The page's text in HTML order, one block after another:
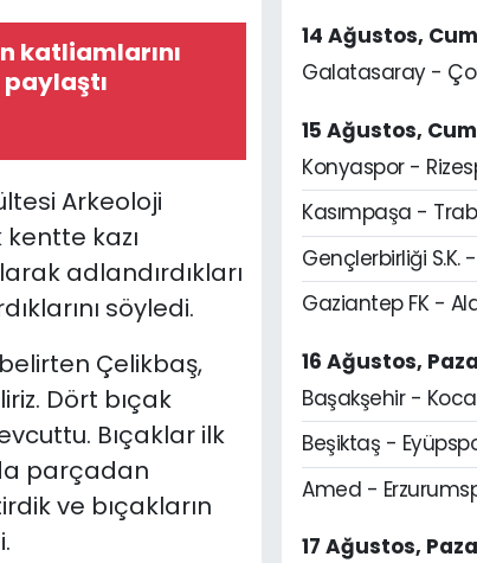
katliamlarını
Arkeoloji
kazı
adlandırdıkları
söyledi.
Çelikbaş,
Dört bıçak
Bıçaklar ilk
parçadan
ve bıçakların
14 Ağustos,
Galatasaray -
15 Ağustos,
Konyaspor -
Kasımpaşa -
Gençlerbirliği S.K.
Gaziantep FK -
16 Ağustos,
Başakşehir -
Beşiktaş -
Amed -
17 Ağustos,